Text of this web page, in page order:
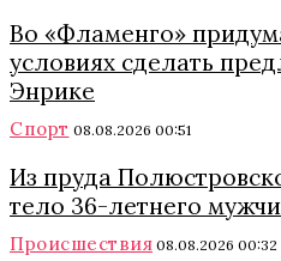
Во «Фламенго»
условиях сделать
Энрике
Спорт 08.08.2026 00:51
Из пруда
тело 36-летнего
Происшествия 08.08.2026 00:32